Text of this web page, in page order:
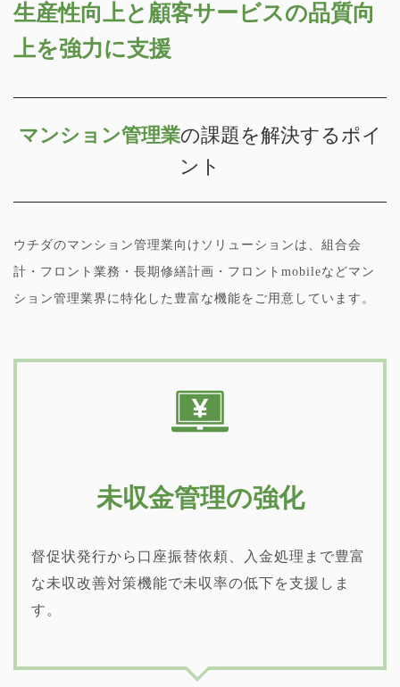
生産性向上と顧客サービスの品質向
上を強力に支援
マンション管理業の課題を解決するポイ
ント
ウチダのマンション管理業向けソリューションは、組合会
計・フロント業務・長期修繕計画・フロントmobileなどマン
ション管理業界に特化した豊富な機能をご用意しています。
未収金管理の強化
督促状発行から口座振替依頼、入金処理まで豊富
な未収改善対策機能で未収率の低下を支援しま
す。